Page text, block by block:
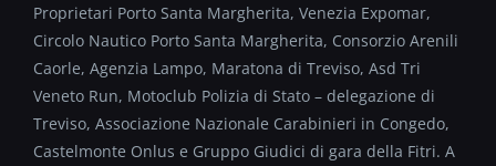
Proprietari Porto Santa Margherita, Venezia Expomar,
Circolo Nautico Porto Santa Margherita, Consorzio Arenili
Caorle, Agenzia Lampo, Maratona di Treviso, Asd Tri
Veneto Run, Motoclub Polizia di Stato – delegazione di
Treviso, Associazione Nazionale Carabinieri in Congedo,
Castelmonte Onlus e Gruppo Giudici di gara della Fitri. A